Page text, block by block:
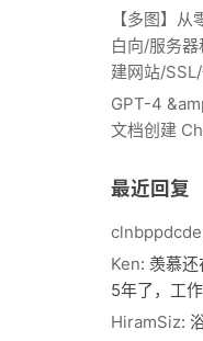
【多图】
白向/服务
建网站/
GPT-4
文档创建
最近回复
clnbppdcde
Ken: 羡慕
5年了，工
HiramSiz: